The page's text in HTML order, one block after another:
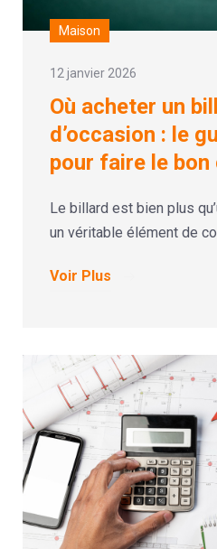
Maison
12 janvier 2026
Où acheter un
d’occasion : le
pour faire le bon
Le billard est bien plus
un véritable élément de
Voir Plus